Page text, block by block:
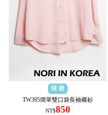
TW395簡單雙口袋長袖襯衫
NT$850